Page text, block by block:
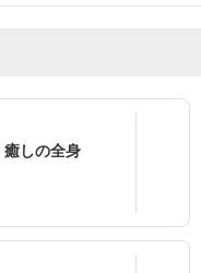
しの全身